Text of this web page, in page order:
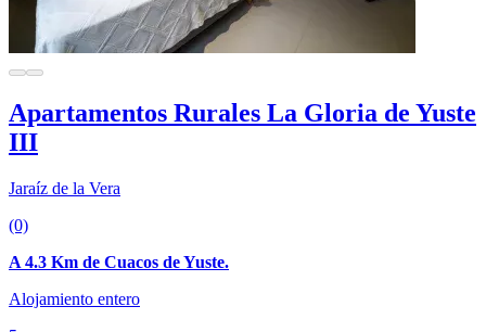
Apartamentos Rurales La Gloria de Yuste
III
Jaraíz de la Vera
(0)
A 4.3 Km de Cuacos de Yuste.
Alojamiento entero